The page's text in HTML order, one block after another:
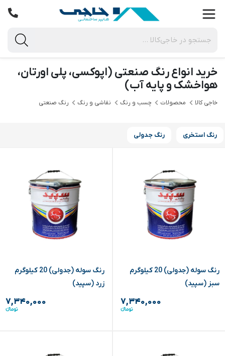
خرید انواع رنگ صنعتی (اپوکسی، پلی اورتان،
هواخشک و پایه آب)
خاجی‌ کالا محصولات چسب و رنگ نقاشی و رنگ رنگ صنعتی
رنگ استخری رنگ جدولی
رنگ سوله (جدولی) 20 کیلوگرم
سبز (سپید)
۷,۳۴۰,۰۰۰
رنگ سوله (جدولی) 20 کیلوگرم
زرد (سپید)
۷,۳۴۰,۰۰۰